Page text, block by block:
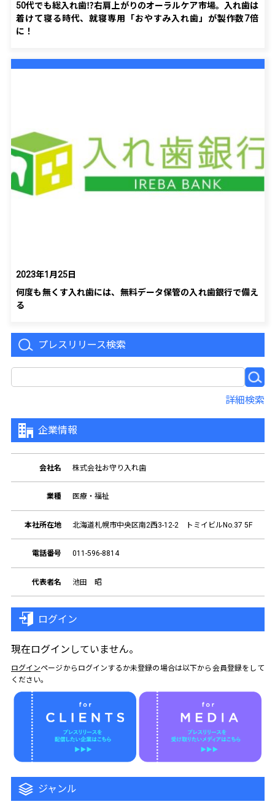
50代でも総入れ歯⁉右肩上がりのオーラルケア市場。入れ歯は
着けて寝る時代、就寝専用「おやすみ入れ歯」が製作数7倍
に！
2023年1月25日
何度も無くす入れ歯には、無料データ保管の入れ歯銀行で備え
る
プレスリリース検索
詳細検索
企業情報
会社名 株式会社お守り入れ歯
業種 医療・福祉
本社所在地 北海道札幌市中央区南2西3-12-2 トミイビルNo.37 5F
電話番号 011-596-8814
代表者名 池田 昭
ログイン
現在ログインしていません。
ログインページからログインするか未登録の場合は以下から会員登録をして
ください。
ジャンル